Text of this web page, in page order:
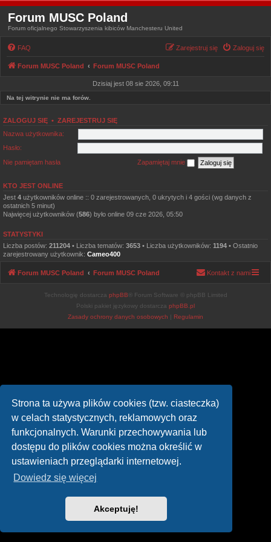
Strona ta używa plików cookies (tzw. ciasteczka)
w celach statystycznych, reklamowych oraz
funkcjonalnych. Warunki przechowywania lub
dostępu do plików cookies można określić w
ustawieniach przeglądarki internetowej.
Dowiedz się więcej
Akceptuję!
Forum MUSC Poland
Forum oficjalnego Stowarzyszenia kibiców Manchesteru United
FAQ Zaloguj się
Zarejestruj się
Forum MUSC Poland Forum MUSC Poland
Dzisiaj jest 08 sie 2026, 09:11
Na tej witrynie nie ma forów.
ZALOGUJ SIĘ • ZAREJESTRUJ SIĘ
Nazwa użytkownika:
Hasło:
Nie pamiętam hasła
Zapamiętaj mnie
KTO JEST ONLINE
Jest 4 użytkowników online :: 0 zarejestrowanych, 0 ukrytych i 4 gości (wg danych z
ostatnich 5 minut)
Najwięcej użytkowników (586) było online 09 cze 2026, 05:50
STATYSTYKI
Liczba postów: 211204 • Liczba tematów: 3653 • Liczba użytkowników: 1194 • Ostatnio
zarejestrowany użytkownik: Cameo400
Forum MUSC Poland Forum MUSC Poland Kontakt z nami
Technologię dostarcza phpBB ® Forum Software © phpBB Limited
Polski pakiet językowy dostarcza phpBB.pl
Zasady ochrony danych osobowych | Regulamin